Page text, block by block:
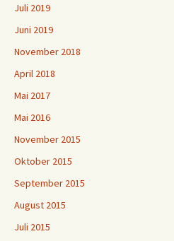
Juli 2019
Juni 2019
November 2018
April 2018
Mai 2017
Mai 2016
November 2015
Oktober 2015
September 2015
August 2015
Juli 2015